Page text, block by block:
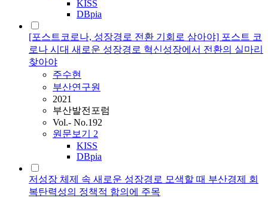
KISS
DBpia
[포스트코로나, 성장경로 전환 기회로 삼아야] 포스트 코
로나 시대 새로운 성장경로 혁신성장에서 전환의 실마리
찾아야
주수현
부산연구원
2021
부산발전포럼
Vol.- No.192
원문보기 2
KISS
DBpia
저성장 체제 속 새로운 성장경로 모색할 때 부산경제 회
복탄력성의 정책적 함의에 주목